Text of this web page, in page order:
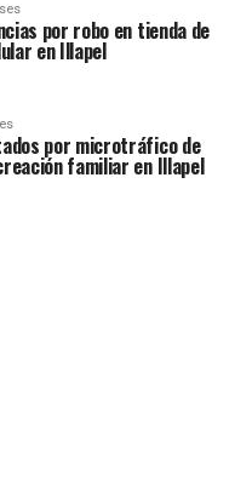
por robo en tienda de
en Illapel
por microtráfico de
familiar en Illapel